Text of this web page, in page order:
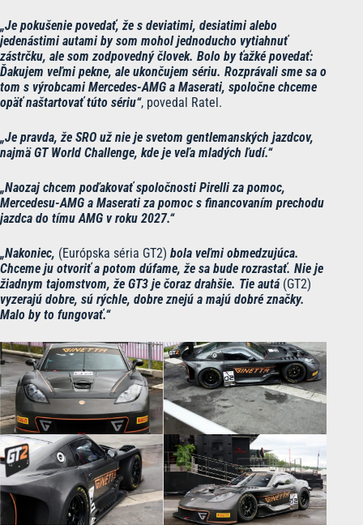
„Je pokušenie povedať, že s deviatimi, desiatimi alebo
jedenástimi autami by som mohol jednoducho vytiahnuť
zástrčku, ale som zodpovedný človek. Bolo by ťažké povedať:
Ďakujem veľmi pekne, ale ukončujem sériu. Rozprávali sme sa o
tom s výrobcami Mercedes-AMG a Maserati, spoločne chceme
opäť naštartovať túto sériu“, povedal Ratel.
„Je pravda, že SRO už nie je svetom gentlemanských jazdcov,
najmä GT World Challenge, kde je veľa mladých ľudí.“
„Naozaj chcem poďakovať spoločnosti Pirelli za pomoc,
Mercedesu-AMG a Maserati za pomoc s financovaním prechodu
jazdca do tímu AMG v roku 2027.“
„Nakoniec, (Európska séria GT2) bola veľmi obmedzujúca.
Chceme ju otvoriť a potom dúfame, že sa bude rozrastať. Nie je
žiadnym tajomstvom, že GT3 je čoraz drahšie. Tie autá(GT2)
vyzerajú dobre, sú rýchle, dobre znejú a majú dobré značky.
Malo by to fungovať.“